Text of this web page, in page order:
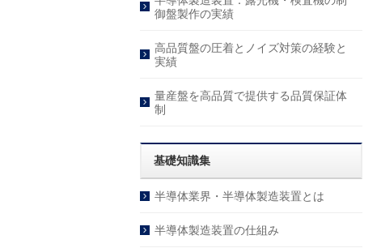
御盤製作の実績
高品質盤の圧着とノイズ対策の経験と
実績
量産盤を高品質で提供する品質保証体
制
基礎知識集
半導体業界・半導体製造装置とは
半導体製造装置の仕組み